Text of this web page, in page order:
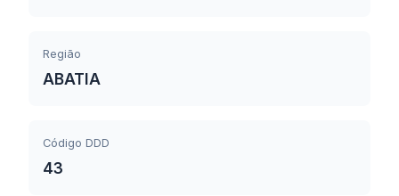
Região
ABATIA
Código DDD
43